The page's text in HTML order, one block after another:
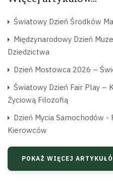
Światowy Dzień Środków
Międzynarodowy Dzień
Dziedzictwa
Dzień Mostowca 2026 –
Światowy Dzień Fair Play –
Życiową Filozofią
Dzień Mycia Samochodów
Kierowców
POKAŻ WIĘCEJ